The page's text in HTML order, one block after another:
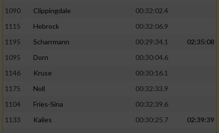
1090
Clippingdale
00:32:02.4
1115
Hebrock
00:32:06.9
1195
Scharrmann 00:29:34.1
02:35:08
1095
Dorn
00:30:04.6
1146
Kruse
00:30:16.1
1175
Noll
00:32:33.9
1104
Fries-Sina
00:32:39.6
1133
Kalies 00:30:25.7
02:39:39